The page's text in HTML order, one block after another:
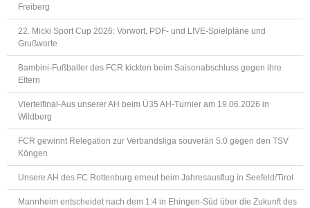
Freiberg
22. Micki Sport Cup 2026: Vorwort, PDF- und LIVE-Spielpläne und
Grußworte
Bambini-Fußballer des FCR kickten beim Saisonabschluss gegen ihre
Eltern
Viertelfinal-Aus unserer AH beim Ü35 AH-Turnier am 19.06.2026 in
Wildberg
FCR gewinnt Relegation zur Verbandsliga souverän 5:0 gegen den TSV
Köngen
Unsere AH des FC Rottenburg erneut beim Jahresausflug in Seefeld/Tirol
Mannheim entscheidet nach dem 1:4 in Ehingen-Süd über die Zukunft des